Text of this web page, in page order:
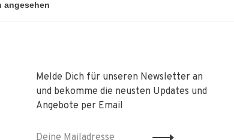
Melde Dich für unseren Newsletter an
und bekomme die neusten Updates und
Angebote per Email